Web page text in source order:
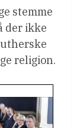
stemme
der ikke
religion.